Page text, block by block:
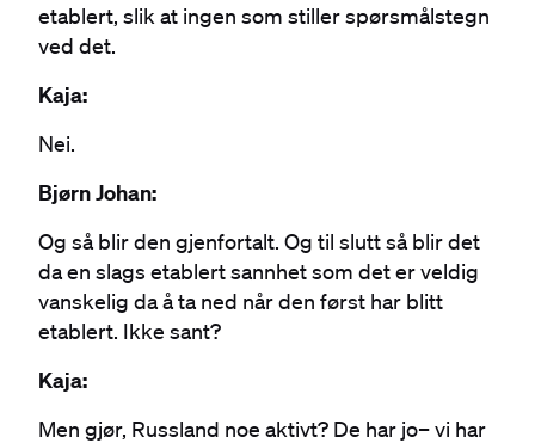
etablert, slik at ingen som stiller spørsmålstegn
ved det.
Kaja:
Nei.
Bjørn Johan:
Og så blir den gjenfortalt. Og til slutt så blir det
da en slags etablert sannhet som det er veldig
vanskelig da å ta ned når den først har blitt
etablert. Ikke sant?
Kaja:
Men gjør, Russland noe aktivt? De har jo– vi har